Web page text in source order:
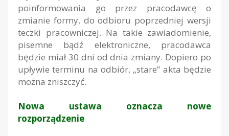
poinformowania go przez pracodawcę o
zmianie formy, do odbioru poprzedniej wersji
teczki pracowniczej. Na takie zawiadomienie,
pisemne bądź elektroniczne, pracodawca
będzie miał 30 dni od dnia zmiany. Dopiero po
upływie terminu na odbiór, „stare” akta będzie
można zniszczyć.
Nowa ustawa oznacza nowe
rozporządzenie